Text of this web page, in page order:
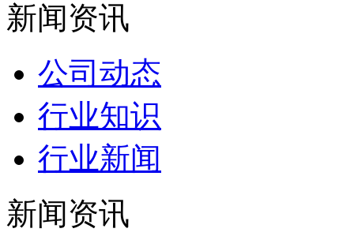
新闻资讯
公司动态
行业知识
行业新闻
新闻资讯